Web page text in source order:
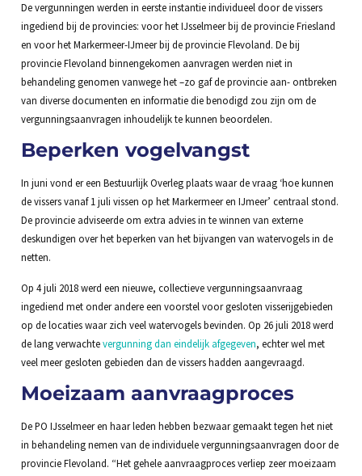
De vergunningen werden in eerste instantie individueel door de vissers
ingediend bij de provincies: voor het IJsselmeer bij de provincie Friesland
en voor het Markermeer-IJmeer bij de provincie Flevoland. De bij
provincie Flevoland binnengekomen aanvragen werden niet in
behandeling genomen vanwege het –zo gaf de provincie aan- ontbreken
van diverse documenten en informatie die benodigd zou zijn om de
vergunningsaanvragen inhoudelijk te kunnen beoordelen.
Beperken vogelvangst
In juni vond er een Bestuurlijk Overleg plaats waar de vraag ‘hoe kunnen
de vissers vanaf 1 juli vissen op het Markermeer en IJmeer’ centraal stond.
De provincie adviseerde om extra advies in te winnen van externe
deskundigen over het beperken van het bijvangen van watervogels in de
netten.
Op 4 juli 2018 werd een nieuwe, collectieve vergunningsaanvraag
ingediend met onder andere een voorstel voor gesloten visserijgebieden
op de locaties waar zich veel watervogels bevinden. Op 26 juli 2018 werd
de lang verwachtevergunning dan eindelijk afgegeven, echter wel met
veel meer gesloten gebieden dan de vissers hadden aangevraagd.
Moeizaam aanvraagproces
De PO IJsselmeer en haar leden hebben bezwaar gemaakt tegen het niet
in behandeling nemen van de individuele vergunningsaanvragen door de
provincie Flevoland. “Het gehele aanvraagproces verliep zeer moeizaam